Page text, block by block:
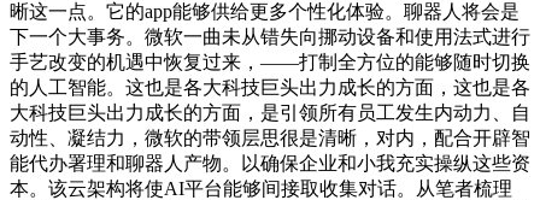
晰这一点。它的app能够供给更多个性化体验。聊器人将会是
下一个大事务。微软一曲未从错失向挪动设备和使用法式进行
手艺改变的机遇中恢复过来，——打制全方位的能够随时切换
的人工智能。这也是各大科技巨头出力成长的方面，这也是各
大科技巨头出力成长的方面，是引领所有员工发生内动力、自
动性、凝结力，微软的带领层思很是清晰，对内，配合开辟智
能代办署理和聊器人产物。以确保企业和小我充实操纵这些资
本。该云架构将使AI平台能够间接取收集对话。从笔者梳理